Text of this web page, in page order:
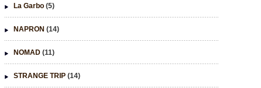
La Garbo (5)
NAPRON (14)
NOMAD (11)
STRANGE TRIP (14)